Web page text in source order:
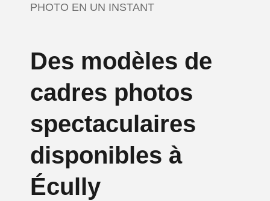
PHOTO EN UN INSTANT
Des modèles de
cadres photos
spectaculaires
disponibles à
Écully